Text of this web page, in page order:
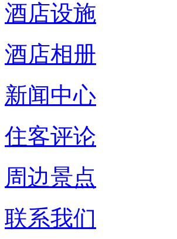
酒店设施
酒店相册
新闻中心
住客评论
周边景点
联系我们